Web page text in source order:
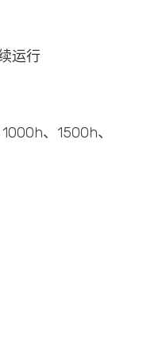
运行
、1500h、